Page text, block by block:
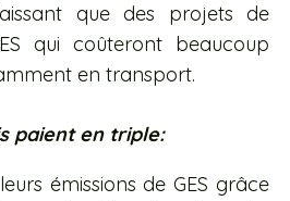
que des projets de
qui coûteront beaucoup
en transport.
paient en triple:
émissions de GES grâce